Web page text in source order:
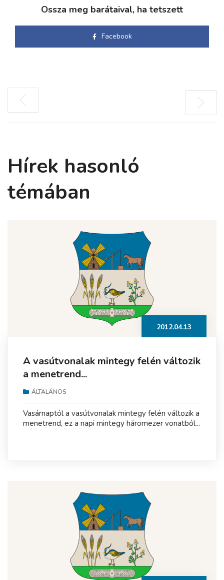
Ossza meg barátaival, ha tetszett
Facebook
Hírek hasonló
témában
2012.04.13
A vasútvonalak mintegy felén változik
a menetrend...
ÁLTALÁNOS
Vasárnaptól a vasútvonalak mintegy felén változik a
menetrend, ez a napi mintegy háromezer vonatból...